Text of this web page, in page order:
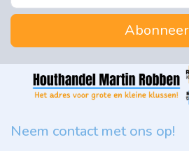
Abonneer
Neem contact met ons op!